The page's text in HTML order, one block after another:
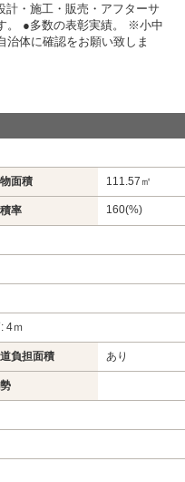
計・施工・販売・アフターサ
。 ●多数の表彰実績。 ※小中
治体に確認をお願い致しま
面積 111.57㎡
率 160(%)
4ｍ
負担面積 あり